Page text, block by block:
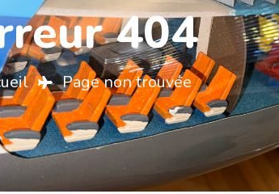
404
Page non trouvée